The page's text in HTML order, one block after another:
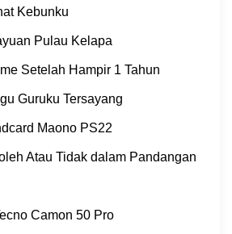
Kebunku
Pulau Kelapa
Setelah Hampir 1 Tahun
Guruku Tersayang
Maono PS22
Atau Tidak dalam Pandangan
Camon 50 Pro